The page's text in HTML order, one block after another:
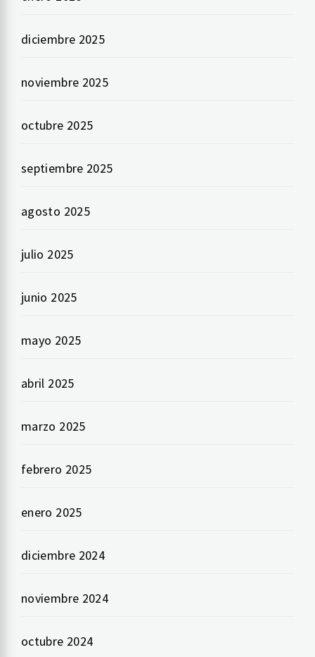
diciembre 2025
noviembre 2025
octubre 2025
septiembre 2025
agosto 2025
julio 2025
junio 2025
mayo 2025
abril 2025
marzo 2025
febrero 2025
enero 2025
diciembre 2024
noviembre 2024
octubre 2024